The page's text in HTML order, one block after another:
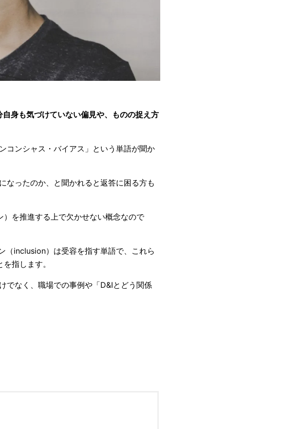
身も気づけていない偏見や、ものの捉え方
コンシャス・バイアス」という単語が聞か
なったのか、と聞かれると返答に困る方も
を推進する上で欠かせない概念なので
（inclusion）は受容を指す単語で、これら
指します。
でなく、職場での事例や「D&Iとどう関係